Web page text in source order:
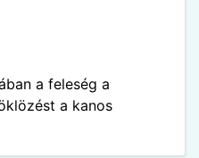
a feleség a
a kanos